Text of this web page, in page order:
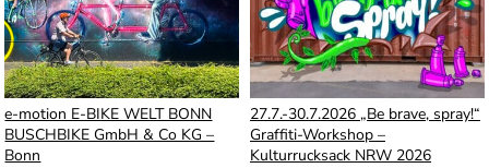
e-motion E-BIKE WELT BONN
BUSCHBIKE GmbH & Co KG –
Bonn
27.7.-30.7.2026 „Be brave, spray!“
Graffiti-Workshop –
Kulturrucksack NRW 2026